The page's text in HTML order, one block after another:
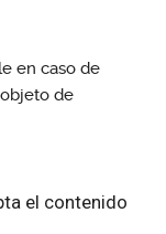
en caso de
de
el contenido